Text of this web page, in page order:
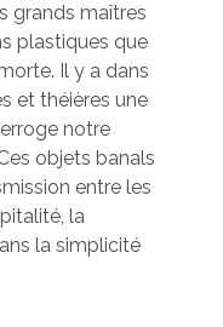
grands maîtres
plastiques que
Il y a dans
et théières une
notre
objets banals
entre les
la
la simplicité